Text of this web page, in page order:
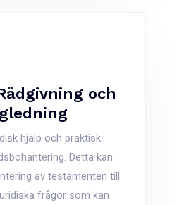
och
hjälp och praktisk
Detta kan
av testamenten till
frågor som kan